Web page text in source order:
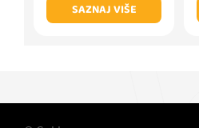
SAZNAJ VIŠE